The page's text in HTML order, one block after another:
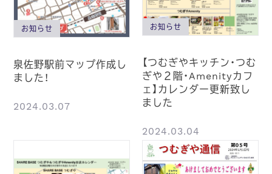
お知らせ
泉佐野駅前マップ作成し
ました！
2024.03.07
お知らせ
【つむぎやキッチン・つむ
ぎや２階・Amenityカフ
ェ】カレンダー更新致し
ました
2024.03.04